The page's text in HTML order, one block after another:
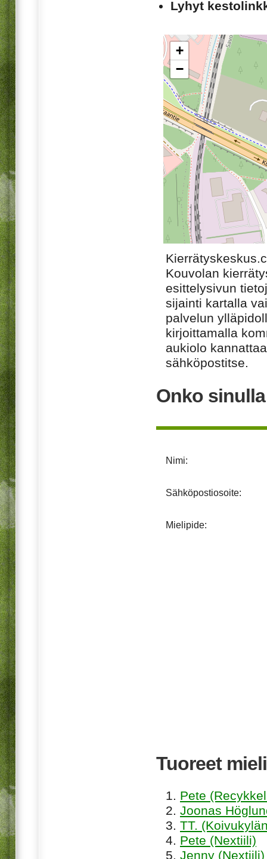
Lyhyt
+
−
Kouvolan
esittelysivun
sijainti kartalla
palvelun
kirjoittamalla
aukiolo
sähköpostitse.
Onko
Nimi:
Sähköpostiosoite:
Mielipide:
Tuoreet
Pete
Joonas
TT.
Pete (Nextiili)
Jenny (Nextiili)